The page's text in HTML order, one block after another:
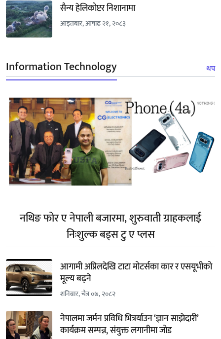
सैन्य हेलिकोप्टर निशानामा
आइतबार, आषाढ २१, २०८३
Information Technology थप
नथिङ फोर ए नेपाली बजारमा, शुरुवाती ग्राहकलाई
निःशुल्क बड्स टु ए प्लस
आगामी अप्रिलदेखि टाटा मोटर्सका कार र एसयूभीको
मूल्य बढ्ने
शनिबार, चैत्र ०७, २०८२
नेपालमा जर्मन प्रविधि भित्रर्याउन ‘ज्ञान साझेदारी’
कार्यक्रम सम्पन्न, संयुक्त लगानीमा जोड